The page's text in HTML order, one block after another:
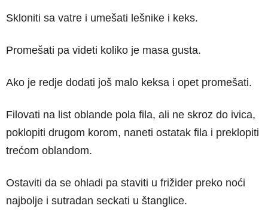
Skloniti sa vatre i umešati lešnike i keks.
Promešati pa videti koliko je masa gusta.
Ako je redje dodati još malo keksa i opet promešati.
Filovati na list oblande pola fila, ali ne skroz do ivica,
poklopiti drugom korom, naneti ostatak fila i preklopiti
trećom oblandom.
Ostaviti da se ohladi pa staviti u frižider preko noći
najbolje i sutradan seckati u štanglice.